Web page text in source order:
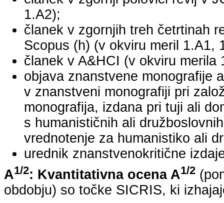
1.A2);
članek v zgornjih treh četrtinah
Scopus (h) (v okviru meril 1.A1,
članek v A&HCI (v okviru merila
objava znanstvene monografije
v znanstveni monografiji pri
monografija, izdana pri tuji ali
s humanističnih ali
vrednotenje za humanistiko ali
urednik znanstvenokritične
A1/2: Kvantitativna ocena A1/2
obdobju) so točke SICRIS, ki